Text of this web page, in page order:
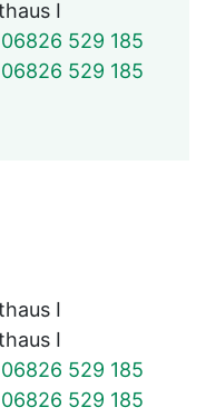
I
06826 529 185
06826 529 185
I
I
06826 529 185
06826 529 185